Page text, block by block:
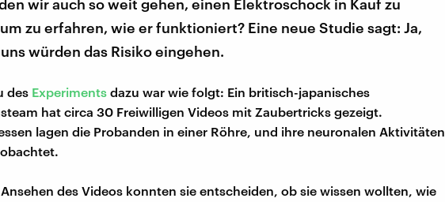
wir auch so weit gehen, einen Elektroschock in Kauf zu
zu erfahren, wie er funktioniert? Eine neue Studie sagt: Ja,
würden das Risiko eingehen.
des Experiments dazu war wie folgt: Ein britisch-japanisches
hat circa 30 Freiwilligen Videos mit Zaubertricks gezeigt.
lagen die Probanden in einer Röhre, und ihre neuronalen Aktivitäten
des Videos konnten sie entscheiden, ob sie wissen wollten, wie